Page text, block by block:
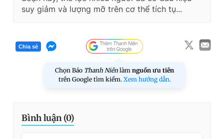
suy giảm và lượng mỡ trên cơ thể tích tụ...
Chia sẻ
Chọn Báo Thanh Niên làm nguồn ưu tiên
trên Google tìm kiếm. Xem hướng dẫn.
Bình luận (0)